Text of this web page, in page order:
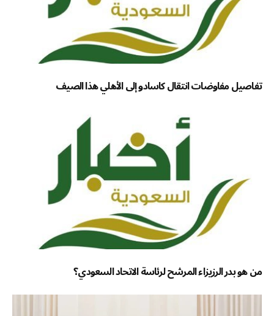
تفاصيل مفاوضات انتقال كاسادو إلى الأهلي هذا الصيف
من هو بدر الرزيزاء المرشح لرئاسة الاتحاد السعودي؟